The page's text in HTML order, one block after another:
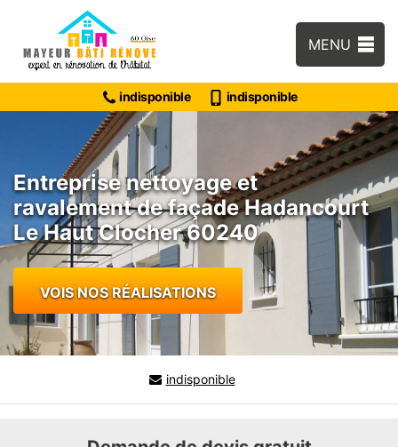
MENU
indisponible indisponible
Entreprise nettoyage et
ravalement de façade Hadancourt
Le Haut Clocher 60240
VOIS NOS RÉALISATIONS
indisponible